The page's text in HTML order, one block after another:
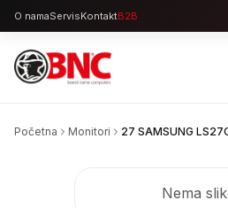
O namaServisKontaktB2B
Početna Monitori 27 SAMSUNG
Nema